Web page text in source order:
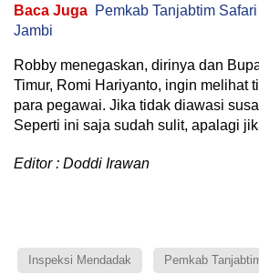
Baca Juga Pemkab Tanjabtim
Jambi
Robby menegaskan, dirinya dan
Timur, Romi Hariyanto, ingin melihat
para pegawai. Jika tidak diawasi
Seperti ini saja sudah sulit, apalagi
Editor : Doddi Irawan
Inspeksi Mendadak Pemkab